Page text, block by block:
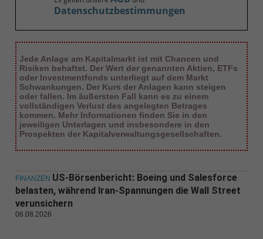
Datenschutzbestimmungen
Jede Anlage am Kapitalmarkt ist mit Chancen und
Risiken behaftet. Der Wert der genannten Aktien, ETFs
oder Investmentfonds unterliegt auf dem Markt
Schwankungen. Der Kurs der Anlagen kann steigen
oder fallen. Im äußersten Fall kann es zu einem
vollständigen Verlust des angelegten Betrages
kommen. Mehr Informationen finden Sie in den
jeweiligen Unterlagen und insbesondere in den
Prospekten der Kapitalverwaltungsgesellschaften.
FINANZEN US-Börsenbericht: Boeing und Salesforce
belasten, während Iran-Spannungen die Wall Street
verunsichern
06.08.2026